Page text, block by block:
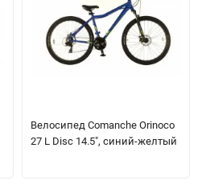
Велосипед Comanche Orinoco
27 L Disc 14.5", синий-желтый